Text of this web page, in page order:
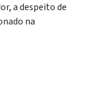
a despeito de
na